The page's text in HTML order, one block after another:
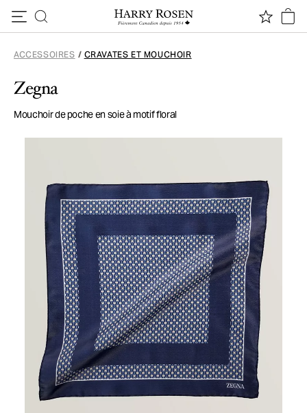
ACCESSOIRES / CRAVATES ET MOUCHOIR
Zegna
Mouchoir de poche en soie à motif floral